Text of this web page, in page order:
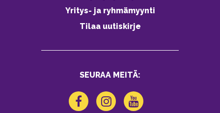
Yritys- ja ryhmämyynti
Tilaa uutiskirje
SEURAA MEITÄ: